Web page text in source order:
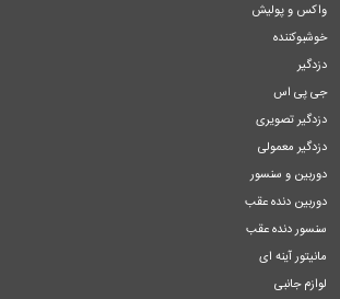
واکس و پولیش
خوشبوکننده
دزدگیر
جی پی اس
دزدگیر تصویری
دزدگیر معمولی
دوربین و سنسور
دوربین دنده عقب
سنسور دنده عقب
مانیتور آینه ای
لوازم جانبی